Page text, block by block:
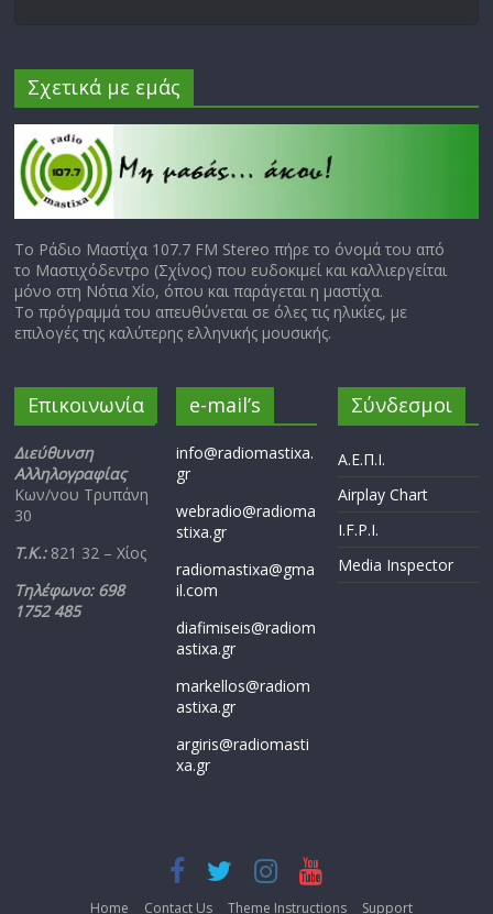
Σχετικά με εμάς
Το Ράδιο Μαστίχα 107.7 FM Stereo πήρε το όνομά του από
το Μαστιχόδεντρο (Σχίνος) που ευδοκιμεί και καλλιεργείται
μόνο στη Νότια Χίο, όπου και παράγεται η μαστίχα.
Το πρόγραμμά του απευθύνεται σε όλες τις ηλικίες, με
επιλογές της καλύτερης ελληνικής μουσικής.
Επικοινωνία
Διεύθυνση
Αλληλογραφίας
Κων/νου Τρυπάνη
30
Τ.Κ.: 821 32 – Χίος
Τηλέφωνο: 698
1752 485
e-mail’s
info@radiomastixa.
gr
webradio@radioma
stixa.gr
radiomastixa@gma
il.com
diafimiseis@radiom
astixa.gr
markellos@radiom
astixa.gr
argiris@radiomasti
xa.gr
Σύνδεσμοι
Α.Ε.Π.Ι.
Airplay Chart
I.F.P.I.
Media Inspector
Home Contact Us Theme Instructions Support